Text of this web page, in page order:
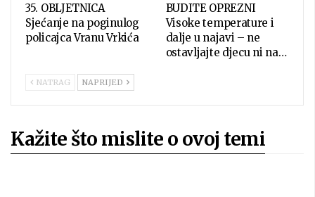
35. OBLJETNICA
Sjećanje na poginulog
policajca Vranu Vrkića
BUDITE OPREZNI
Visoke temperature i
dalje u najavi – ne
ostavljajte djecu ni na…
NATRAG NAPRIJED
Kažite što mislite o ovoj temi